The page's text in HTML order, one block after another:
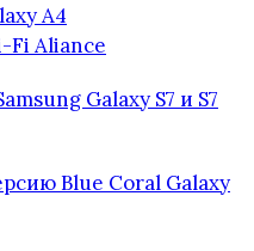
A4
Fi Aliance
Galaxy S7 и S7
Blue Coral Galaxy